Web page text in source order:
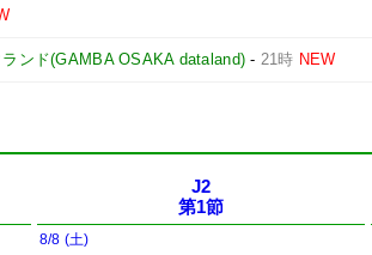
ンド(GAMBA OSAKA dataland) - 21時 NEW
J2
第1節
8/8 (土)